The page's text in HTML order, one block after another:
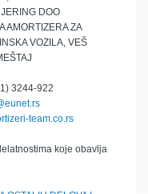
DOO
AMORTIZERA ZA
VOZILA, VEŠ
3244-922
team.co.rs
koje obavlja